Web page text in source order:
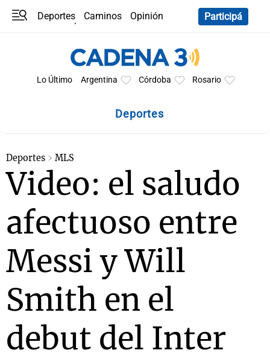
Deportes Caminos
Opinión
Participá
Lo Último Argentina Córdoba Rosario
Deportes
Deportes MLS
Video: el saludo
afectuoso entre
Messi y Will
Smith en el
debut del Inter